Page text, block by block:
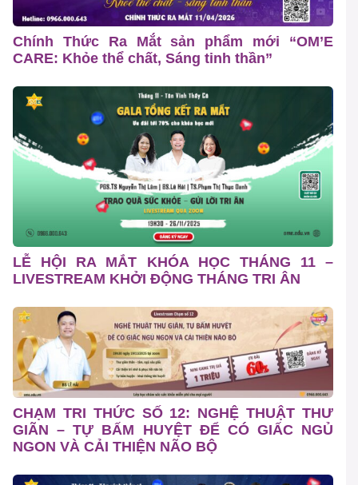
Chính Thức Ra Mắt sản phẩm mới “OM’E
CARE: Khỏe thể chất, Sáng tinh thần”
LỄ HỘI RA MẮT KHÓA HỌC THÁNG 11 –
LIVESTREAM KHỞI ĐỘNG THÁNG TRI ÂN
CHẠM TRI THỨC SỐ 12: NGHỆ THUẬT THƯ
GIÃN – TỰ BẤM HUYỆT ĐỂ CÓ GIẤC NGỦ
NGON VÀ CẢI THIỆN NÃO BỘ